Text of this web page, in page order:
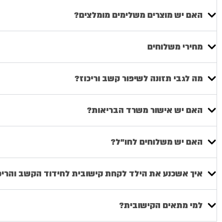
האם יש מוצרים משלימים מומלצים?
מחירי משלוחים
מה לגבי תזונה לשיפור קשב וריכוז?
האם יש אישור משרד הבריאות?
האם יש משלוחים לחו"ל?
איך אשכנע את הילד לקחת קישובית לחידוד הקשב
למי מתאים הקישובית?